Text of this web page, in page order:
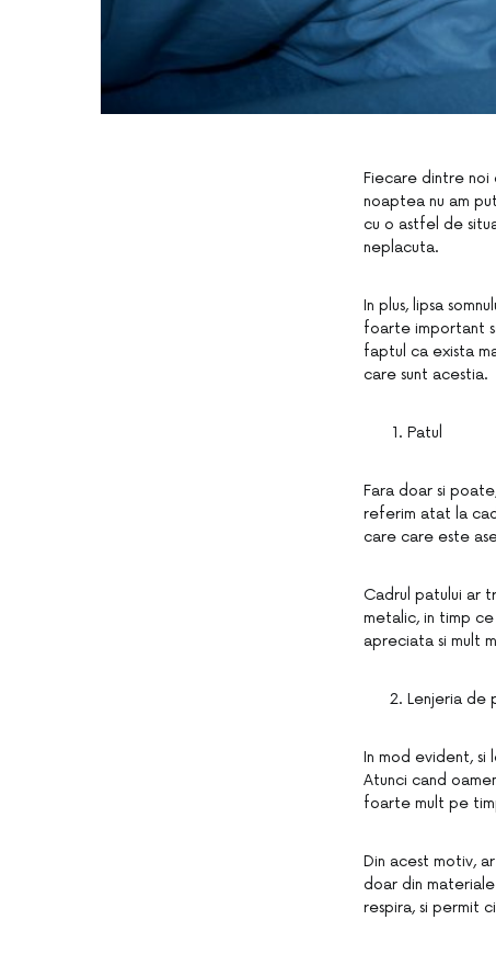
Fiecare dintre noi
noaptea nu am
cu o astfel de
neplacuta.
In plus, lipsa
foarte important
faptul ca exista
care sunt acestia.
Patul
Fara doar si
referim atat la
care care este
Cadrul patului ar
metalic, in timp ce
apreciata si mult
Lenjeria de
In mod evident,
Atunci cand
foarte mult pe
Din acest motiv,
doar din
respira, si permit